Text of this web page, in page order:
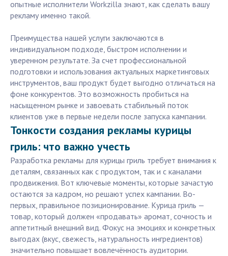
опытные исполнители Workzilla знают, как сделать вашу
рекламу именно такой.
Преимущества нашей услуги заключаются в
индивидуальном подходе, быстром исполнении и
уверенном результате. За счет профессиональной
подготовки и использования актуальных маркетинговых
инструментов, ваш продукт будет выгодно отличаться на
фоне конкурентов. Это возможность пробиться на
насыщенном рынке и завоевать стабильный поток
клиентов уже в первые недели после запуска кампании.
Тонкости создания рекламы курицы
гриль: что важно учесть
Разработка рекламы для курицы гриль требует внимания к
деталям, связанных как с продуктом, так и с каналами
продвижения. Вот ключевые моменты, которые зачастую
остаются за кадром, но решают успех кампании. Во-
первых, правильное позиционирование. Курица гриль —
товар, который должен «продавать» аромат, сочность и
аппетитный внешний вид. Фокус на эмоциях и конкретных
выгодах (вкус, свежесть, натуральность ингредиентов)
значительно повышает вовлечённость аудитории.